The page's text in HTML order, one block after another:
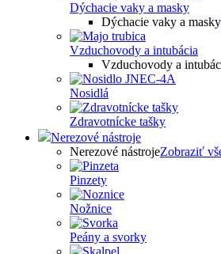
Dýchacie vaky a masky
Dýchacie vaky a masky
Vzduchovody a intubácia
Vzduchovody a
Nosidlá
Zdravotnícke tašky
Nerezové nástroje
Nerezové nástrojeZobraziť
Pinzety
Nožnice
Peány a svorky